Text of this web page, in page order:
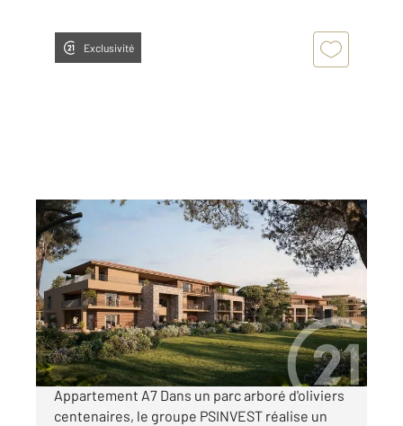
Exclusivité
PORTO VECCHIO 201
76 m
Ref : 1106
Appartement à vendre
530 000 €
Visiter le site dédié
Appartement A7 Dans un parc arboré d'oliviers
centenaires, le groupe PSINVEST réalise un